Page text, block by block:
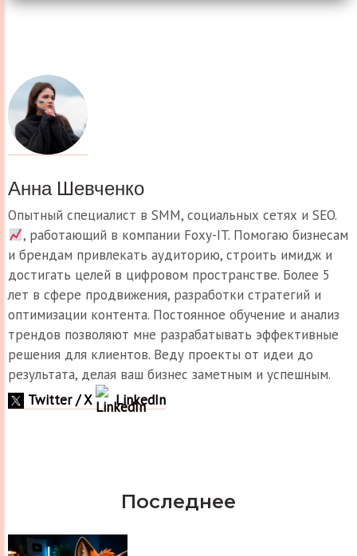
Анна Шевченко
Опытный специалист в SMM, социальных сетях и SEO.
, работающий в компании Foxy-IT. Помогаю бизнесам
и брендам привлекать аудиторию, строить имидж и
достигать целей в цифровом пространстве. Более 5
лет в сфере продвижения, разработки стратегий и
оптимизации контента. Постоянное обучение и анализ
трендов позволяют мне разрабатывать эффективные
решения для клиентов. Веду проекты от идеи до
результата, делая ваш бизнес заметным и успешным.
Twitter / X
LinkedIn
Последнее